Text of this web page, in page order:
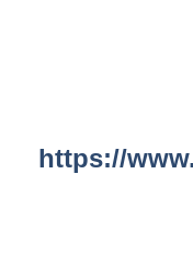
https://